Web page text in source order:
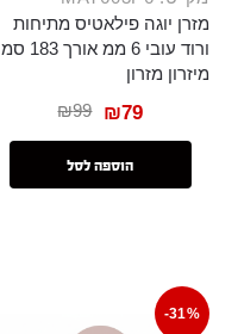
מזרן יוגה פילאטיס מתיחות
ורוד עובי 6 ממ אורך 183 סמ
מיזרון מזרון
₪99 ₪79
הוספה לסל
-31%